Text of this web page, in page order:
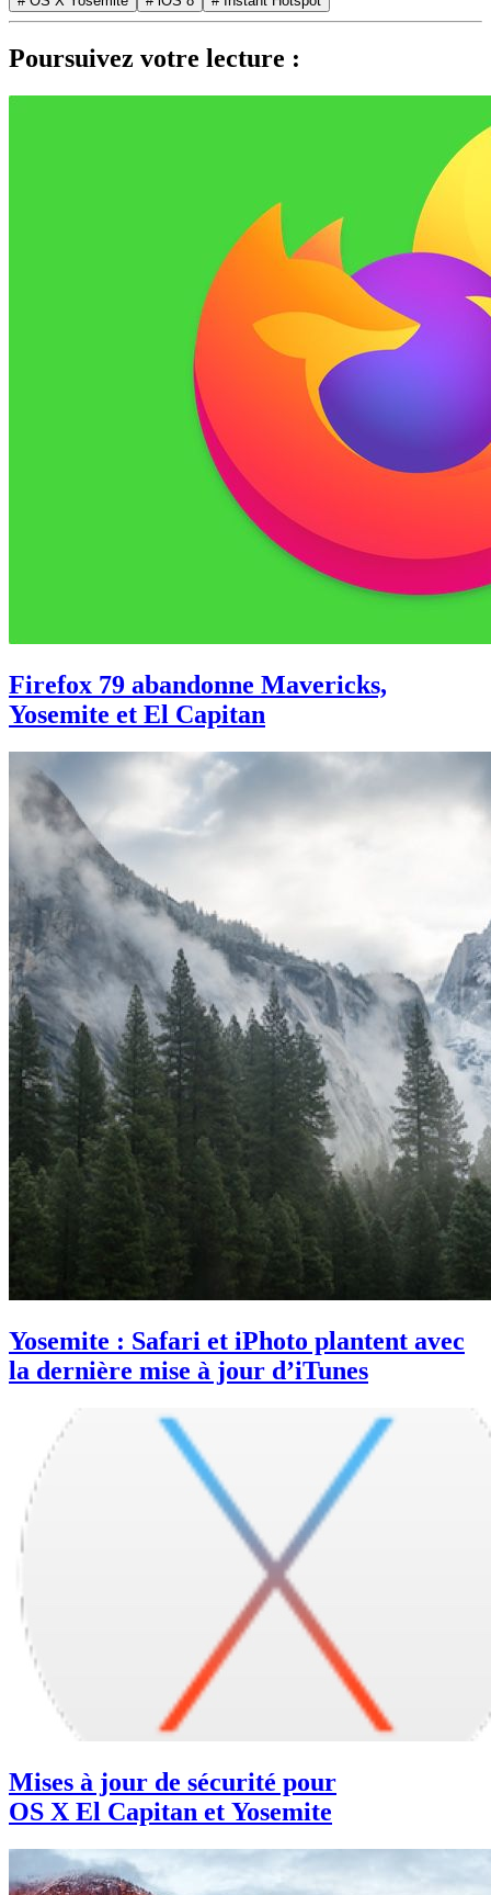
Poursuivez votre lecture :
Firefox 79 abandonne Mavericks,
Yosemite et El Capitan
Yosemite : Safari et iPhoto plantent avec
la dernière mise à jour d’iTunes
Mises à jour de sécurité pour
OS X El Capitan et Yosemite